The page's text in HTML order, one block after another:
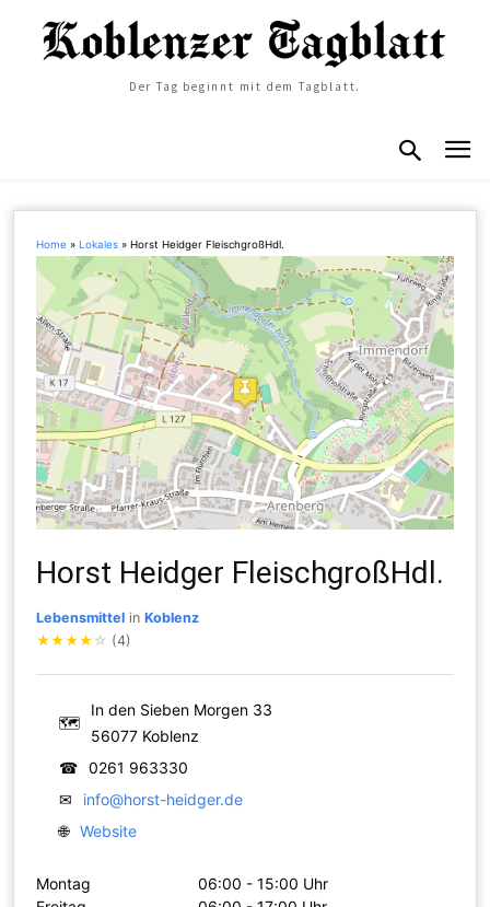
Der Tag beginnt mit dem Tagblatt.
Home »Lokales »Horst Heidger FleischgroßHdl.
Horst Heidger FleischgroßHdl.
Lebensmittel inKoblenz
★★★★ ☆ (4)
🗺
In den Sieben Morgen 33
56077 Koblenz
☎
0261 963330
✉
info@horst-heidger.de
🌐 Website
Montag
06:00 - 15:00 Uhr